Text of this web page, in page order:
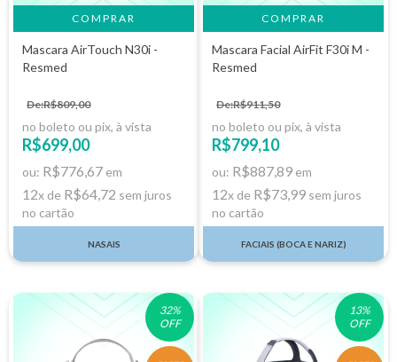
Mascara AirTouch N30i -
Resmed
De:R$809,00
no boleto ou pix, à vista
R$699,00
ou: R$776,67 em
12x de R$64,72 sem juros
no cartão
NASAIS
COMPRAR
Mascara Facial AirFit F30i M -
Resmed
De:R$911,50
no boleto ou pix, à vista
R$799,10
ou: R$887,89 em
12x de R$73,99 sem juros
no cartão
FACIAIS (BOCA E NARIZ)
32%
OFF
13%
OFF